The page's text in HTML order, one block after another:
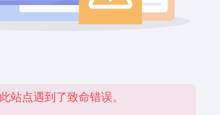
此站点遇到了致命错误。